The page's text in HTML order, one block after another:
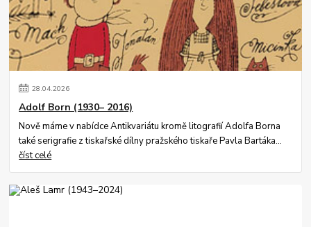
28.04.2026
Adolf Born (1930– 2016)
Nově máme v nabídce Antikvariátu kromě litografií Adolfa Borna
také serigrafie z tiskařské dílny pražského tiskaře Pavla Bartáka...
číst celé